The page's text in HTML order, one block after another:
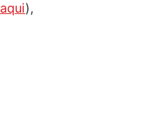
aqui),